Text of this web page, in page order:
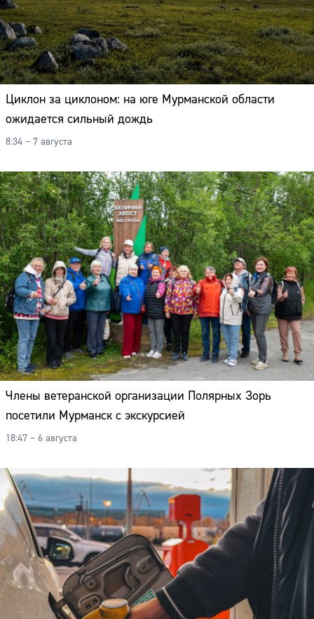
Циклон за циклоном: на юге Мурманской области
ожидается сильный дождь
8:34 – 7 августа
Члены ветеранской организации Полярных Зорь
посетили Мурманск с экскурсией
18:47 – 6 августа